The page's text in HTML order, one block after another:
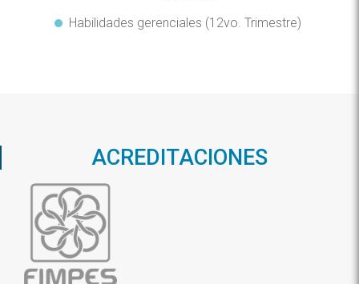
Habilidades gerenciales (12vo. Trimestre)
ACREDITACIONES